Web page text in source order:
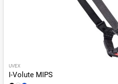
UVEX
I-Volute MIPS